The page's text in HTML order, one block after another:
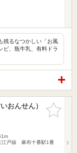
残るなつかしい「お風
ビ、瓶牛乳、有料ドラ
お気に入
りに追加
おんせん）
江戸線 麻布十番駅1番